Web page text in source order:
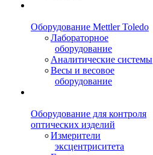
Оборудование Mettler Toledo
Лабораторное
оборудование
Аналитические системы
Весы и весовое
оборудование
Оборудование для контроля
оптических изделий
Измерители
эксцентриситета